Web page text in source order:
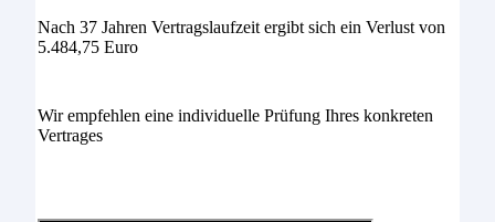
Nach 37 Jahren Vertragslaufzeit ergibt sich ein Verlust von
5.484,75 Euro
Wir empfehlen eine individuelle Prüfung Ihres konkreten
Vertrages